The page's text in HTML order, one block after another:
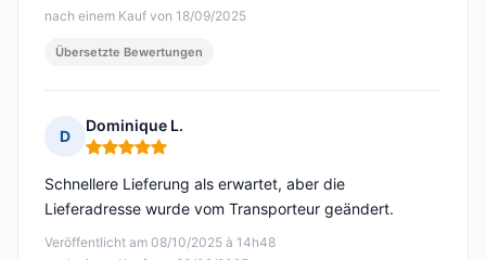
nach einem Kauf von 18/09/2025
Übersetzte Bewertungen
D
Dominique L.
Hinweis: 5 von 5
Veröffentlicht am 08/10/2025 à 14h48
Schnellere Lieferung als erwartet, aber die
Lieferadresse wurde vom Transporteur geändert.